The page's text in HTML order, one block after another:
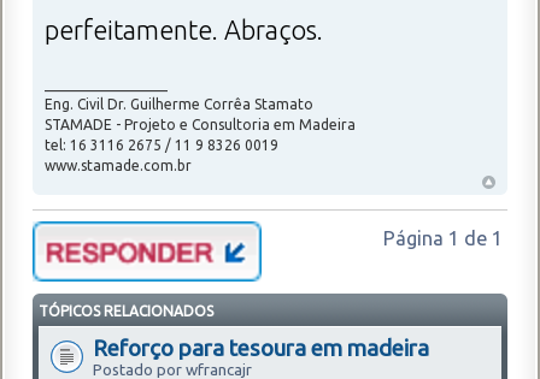
perfeitamente. Abraços.
Eng. Civil Dr. Guilherme Corrêa Stamato
STAMADE - Projeto e Consultoria em Madeira
tel: 16 3116 2675 / 11 9 8326 0019
www.stamade.com.br
Página 1 de 1
TÓPICOS RELACIONADOS
Reforço para tesoura em madeira
Postado por wfrancajr